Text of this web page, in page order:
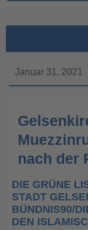
Januar 31, 2021
nach der
DIE GRÜNE
STADT
BÜNDNIS90/
DEN